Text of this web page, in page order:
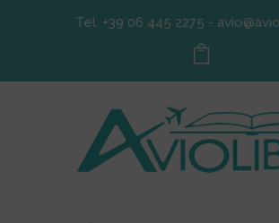
Tel. +39 06 445 2275 -